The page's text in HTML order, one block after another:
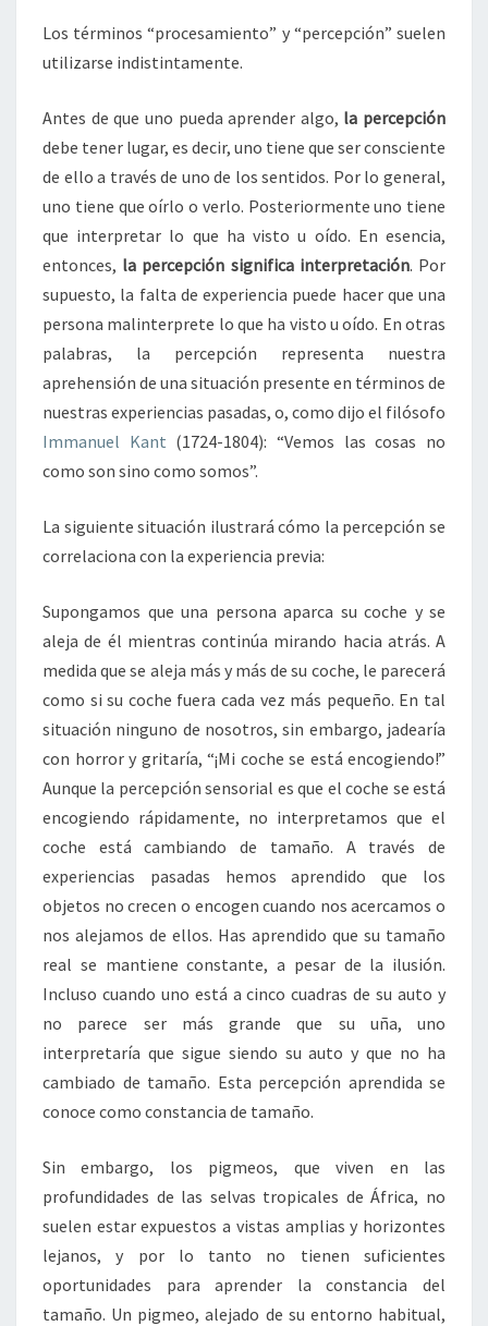
Los términos “procesamiento” y “percepción” suelen
utilizarse indistintamente.
Antes de que uno pueda aprender algo, la percepción
debe tener lugar, es decir, uno tiene que ser consciente
de ello a través de uno de los sentidos. Por lo general,
uno tiene que oírlo o verlo. Posteriormente uno tiene
que interpretar lo que ha visto u oído. En esencia,
entonces, la percepción significa interpretación. Por
supuesto, la falta de experiencia puede hacer que una
persona malinterprete lo que ha visto u oído. En otras
palabras, la percepción representa nuestra
aprehensión de una situación presente en términos de
nuestras experiencias pasadas, o, como dijo el filósofo
Immanuel Kant (1724-1804): “Vemos las cosas no
como son sino como somos”.
La siguiente situación ilustrará cómo la percepción se
correlaciona con la experiencia previa:
Supongamos que una persona aparca su coche y se
aleja de él mientras continúa mirando hacia atrás. A
medida que se aleja más y más de su coche, le parecerá
como si su coche fuera cada vez más pequeño. En tal
situación ninguno de nosotros, sin embargo, jadearía
con horror y gritaría, “¡Mi coche se está encogiendo!”
Aunque la percepción sensorial es que el coche se está
encogiendo rápidamente, no interpretamos que el
coche está cambiando de tamaño. A través de
experiencias pasadas hemos aprendido que los
objetos no crecen o encogen cuando nos acercamos o
nos alejamos de ellos. Has aprendido que su tamaño
real se mantiene constante, a pesar de la ilusión.
Incluso cuando uno está a cinco cuadras de su auto y
no parece ser más grande que su uña, uno
interpretaría que sigue siendo su auto y que no ha
cambiado de tamaño. Esta percepción aprendida se
conoce como constancia de tamaño.
Sin embargo, los pigmeos, que viven en las
profundidades de las selvas tropicales de África, no
suelen estar expuestos a vistas amplias y horizontes
lejanos, y por lo tanto no tienen suficientes
oportunidades para aprender la constancia del
tamaño. Un pigmeo, alejado de su entorno habitual,